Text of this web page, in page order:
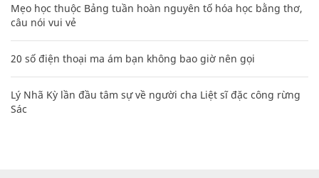
Mẹo học thuộc Bảng tuần hoàn nguyên tố hóa học bằng thơ,
câu nói vui vẻ
20 số điện thoại ma ám bạn không bao giờ nên gọi
Lý Nhã Kỳ lần đầu tâm sự về người cha Liệt sĩ đặc công rừng
Sác